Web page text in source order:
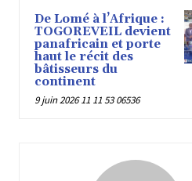
De Lomé à l’Afrique :
TOGOREVEIL devient
panafricain et porte
haut le récit des
bâtisseurs du
continent
9 juin 2026 11 11 53 06536